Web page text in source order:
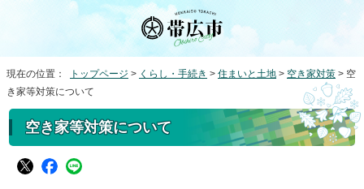
現在の位置： トップページ > くらし・手続き > 住まいと土地 > 空き家対策 > 空
き家等対策について
空き家等対策について